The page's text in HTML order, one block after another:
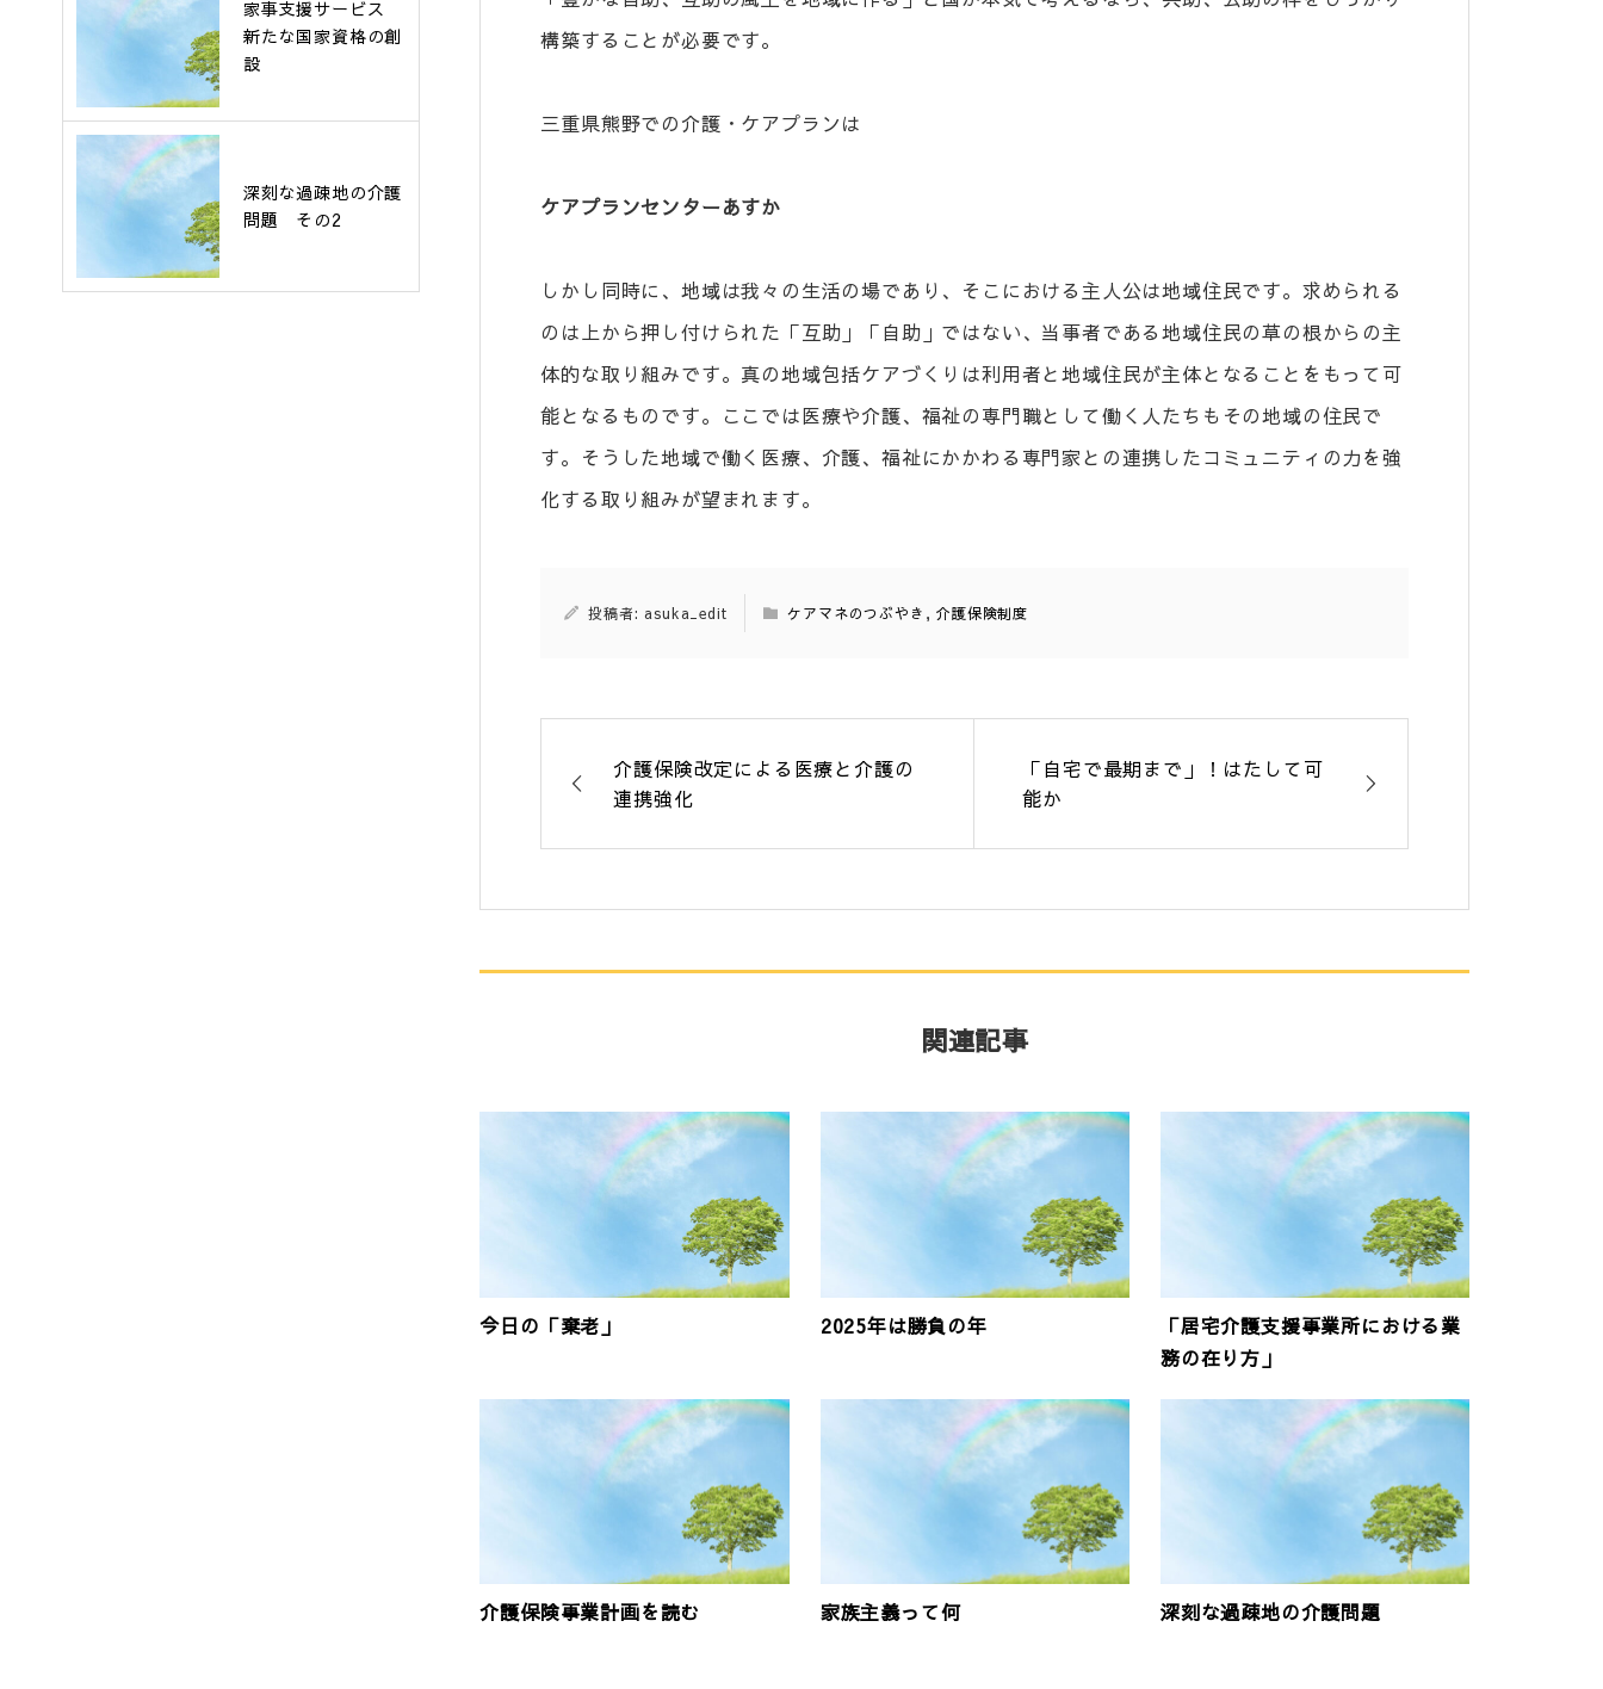
構築することが必要です。
三重県熊野での介護・ケアプランは
ケアプランセンターあすか
しかし同時に、地域は我々の生活の場であり、そこにおける主人公は地域住民です。求められる
のは上から押し付けられた「互助」「自助」ではない、当事者である地域住民の草の根からの主
体的な取り組みです。真の地域包括ケアづくりは利用者と地域住民が主体となることをもって可
能となるものです。ここでは医療や介護、福祉の専門職として働く人たちもその地域の住民で
す。そうした地域で働く医療、介護、福祉にかかわる専門家との連携したコミュニティの力を強
化する取り組みが望まれます。
投稿者: asuka_edit ケアマネのつぶやき ,介護保険制度
介護保険改定による医療と介護の
連携強化
「自宅で最期まで」！はたして可
能か
関連記事
今日の「棄老」 2025年は勝負の年
「居宅介護支援事業所における業
務の在り方」
介護保険事業計画を読む 家族主義って何 深刻な過疎地の介護問題
家事支援サービス
新たな国家資格の創
設
深刻な過疎地の介護
問題 その2